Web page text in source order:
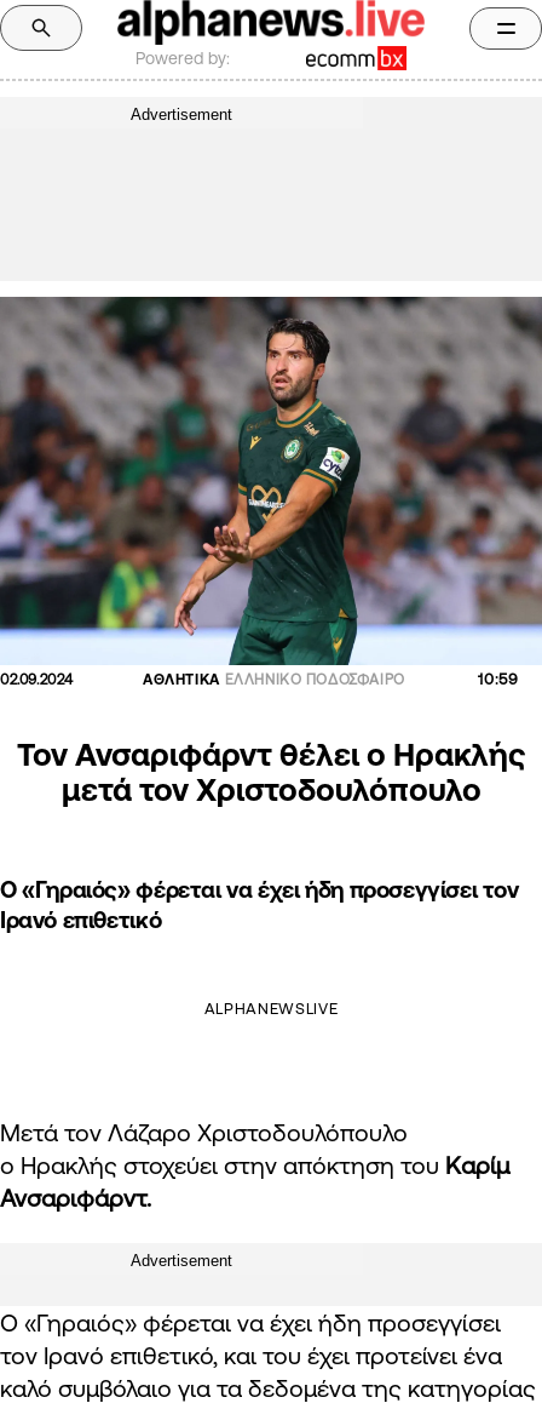
Powered by:
Advertisement
02.09.2024 ΑΘΛΗΤΙΚΑ ΕΛΛΗΝΙΚΟ ΠΟΔΟΣΦΑΙΡΟ 10:59
Τον Ανσαριφάρντ θέλει ο Ηρακλής
μετά τον Χριστοδουλόπουλο
Ο «Γηραιός» φέρεται να έχει ήδη προσεγγίσει τον
Ιρανό επιθετικό
ALPHANEWSLIVE
Μετά τον Λάζαρο Χριστοδουλόπουλο
ο Ηρακλής στοχεύει στην απόκτηση του Καρίμ
Ανσαριφάρντ.
Advertisement
Ο «Γηραιός» φέρεται να έχει ήδη προσεγγίσει
τον Ιρανό επιθετικό, και του έχει προτείνει ένα
καλό συμβόλαιο για τα δεδομένα της κατηγορίας